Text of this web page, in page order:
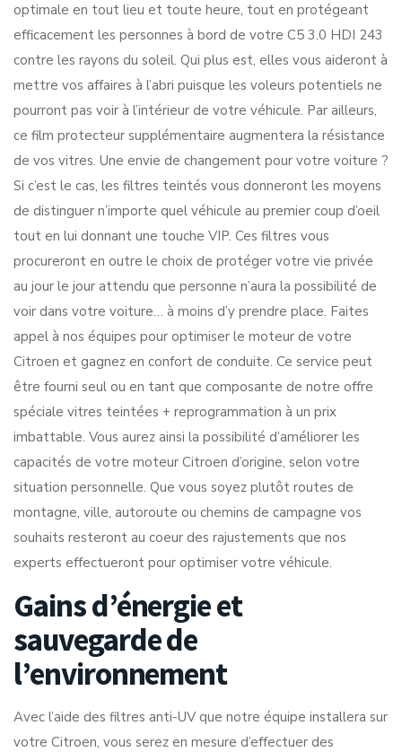
optimale en tout lieu et toute heure, tout en protégeant
efficacement les personnes à bord de votre C5 3.0 HDI 243
contre les rayons du soleil. Qui plus est, elles vous aideront à
mettre vos affaires à l’abri puisque les voleurs potentiels ne
pourront pas voir à l’intérieur de votre véhicule. Par ailleurs,
ce film protecteur supplémentaire augmentera la résistance
de vos vitres. Une envie de changement pour votre voiture ?
Si c’est le cas, les filtres teintés vous donneront les moyens
de distinguer n’importe quel véhicule au premier coup d’oeil
tout en lui donnant une touche VIP. Ces filtres vous
procureront en outre le choix de protéger votre vie privée
au jour le jour attendu que personne n’aura la possibilité de
voir dans votre voiture… à moins d’y prendre place. Faites
appel à nos équipes pour optimiser le moteur de votre
Citroen et gagnez en confort de conduite. Ce service peut
être fourni seul ou en tant que composante de notre offre
spéciale vitres teintées + reprogrammation à un prix
imbattable. Vous aurez ainsi la possibilité d’améliorer les
capacités de votre moteur Citroen d’origine, selon votre
situation personnelle. Que vous soyez plutôt routes de
montagne, ville, autoroute ou chemins de campagne vos
souhaits resteront au coeur des rajustements que nos
experts effectueront pour optimiser votre véhicule.
Gains d’énergie et
sauvegarde de
l’environnement
Avec l’aide des filtres anti-UV que notre équipe installera sur
votre Citroen, vous serez en mesure d’effectuer des